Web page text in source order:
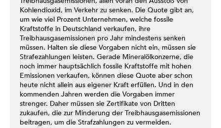
Kohlendioxid, im Verkehr zu senken. Die Quote gibt an,
um wie viel Prozent Unternehmen, welche fossile
Kraftstoffe in Deutschland verkaufen, ihre
Treibhausgasemissionen pro Jahr mindestens senken
müssen. Halten sie diese Vorgaben nicht ein, müssen sie
Strafezahlungen leisten. Gerade Mineralölkonzerne, die
noch immer hauptsächlich fossile Kraftstoffe mit hohen
Emissionen verkaufen, können diese Quote aber schon
heute nicht allein aus eigener Kraft erfüllen. Und in den
kommenden Jahren werden die Vorgaben immer
strenger. Daher müssen sie Zertifikate von Dritten
zukaufen, die zur Minderung der Treibhausgasemissionen
beitragen, um die Strafzahlungen zu vermeiden.